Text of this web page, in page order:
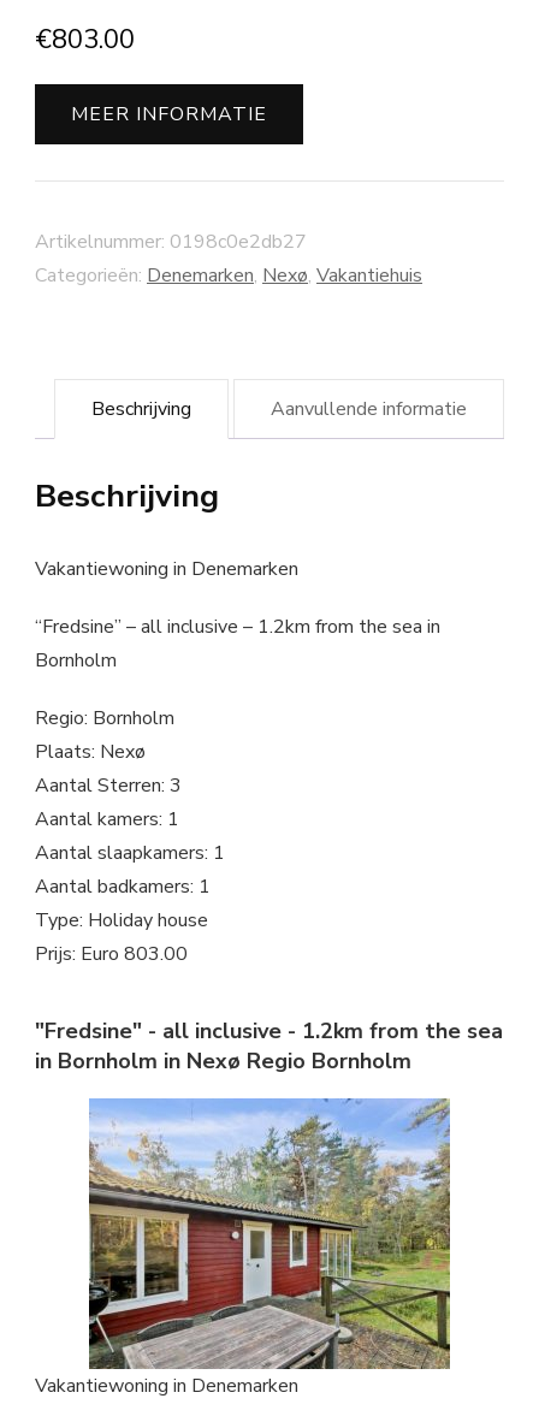
€803.00
MEER INFORMATIE
Artikelnummer: 0198c0e2db27
Categorieën: Denemarken, Nexø, Vakantiehuis
Beschrijving Aanvullende informatie
Beschrijving
Vakantiewoning in Denemarken
“Fredsine” – all inclusive – 1.2km from the sea in
Bornholm
Regio: Bornholm
Plaats: Nexø
Aantal Sterren: 3
Aantal kamers: 1
Aantal slaapkamers: 1
Aantal badkamers: 1
Type: Holiday house
Prijs: Euro 803.00
"Fredsine" - all inclusive - 1.2km from the sea
in Bornholm in Nexø Regio Bornholm
Vakantiewoning in Denemarken